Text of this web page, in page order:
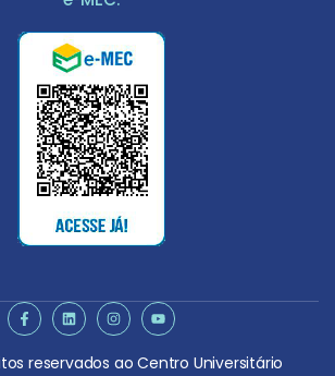
reservados ao Centro Universitário